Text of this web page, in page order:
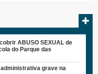
ABUSO SEXUAL de
do Parque das
grave na